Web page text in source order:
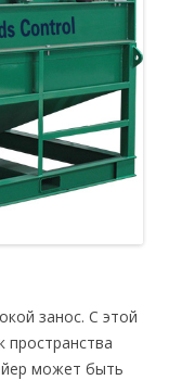
занос. С этой
пространства
может быть